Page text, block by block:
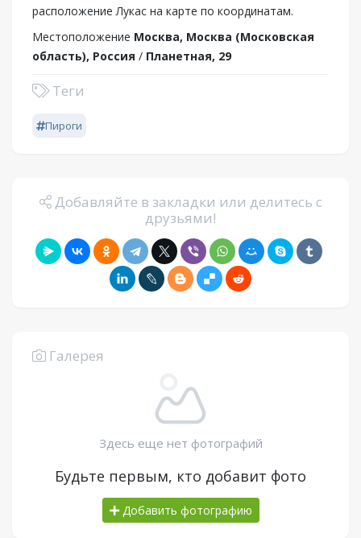
расположение Лукас на карте по координатам.
Местоположение Москва, Москва (Московская
область), Россия / Планетная, 29
Теги
Пироги
Добавляйте в закладки или делитесь с
друзьями!
Галерея
Здесь еще нет фотографий
Будьте первым, кто добавит фото
Добавить фотографию